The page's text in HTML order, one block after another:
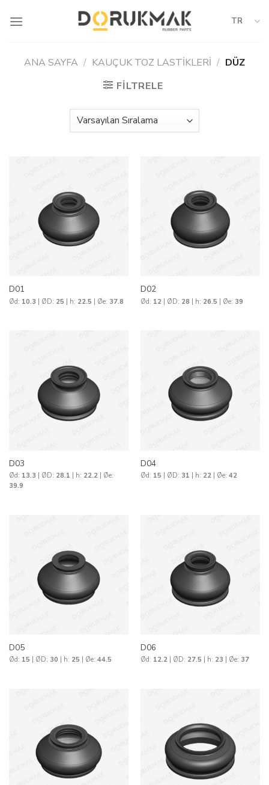
TR
ANA SAYFA / KAUÇUK TOZ LASTIKLERI / DÜZ
FILTRELE
D01
Ød: 10.3 | ØD: 25 | h: 22.5 | Øe: 37.8
D02
Ød: 12| ØD: 28 | h: 26.5 | Øe: 39
D03
Ød: 13.3 | ØD: 28.1 | h: 22.2| Øe:
39.9
D04
Ød: 15 | ØD: 31 | h: 22| Øe: 42
D05
Ød: 15 | ØD: 30 | h: 25 | Øe: 44.5
D06
Ød: 12.2| ØD: 27.5 | h: 23 | Øe: 37